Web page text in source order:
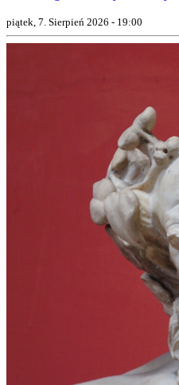
piątek, 7. Sierpień 2026 - 19:00